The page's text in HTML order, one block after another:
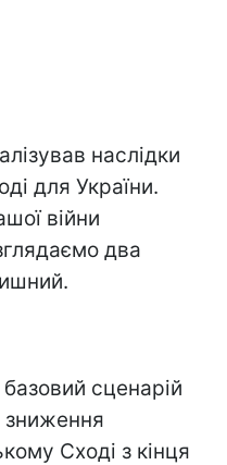
наслідки
для України.
війни
два
сценарій
зниження
Сході з кінця